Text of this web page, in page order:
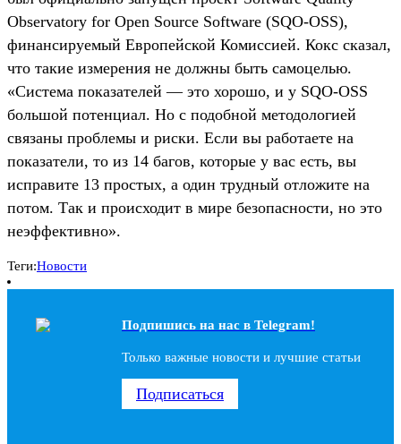
Observatory for Open Source Software (SQO-OSS),
финансируемый Европейской Комиссией. Кокс сказал,
что такие измерения не должны быть самоцелью.
«Система показателей — это хорошо, и у SQO-OSS
большой потенциал. Но с подобной методологией
связаны проблемы и риски. Если вы работаете на
показатели, то из 14 багов, которые у вас есть, вы
исправите 13 простых, а один трудный отложите на
потом. Так и происходит в мире безопасности, но это
неэффективно».
Теги:Новости
Подпишись на наc в Telegram!
Только важные новости и лучшие статьи
Подписаться